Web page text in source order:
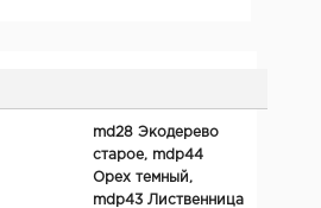
md28 Экодерево
старое, mdp44
Орех темный,
mdp43 Лиственница